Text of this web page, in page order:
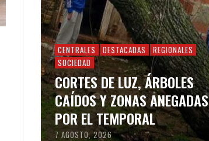
CENTRALES DESTACADAS
REGIONALES
SOCIEDAD
CORTES DE LUZ, ÁRBOLES
CAÍDOS Y ZONAS ANEGADAS
POR EL TEMPORAL
7 AGOSTO, 2026